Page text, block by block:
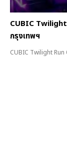
CUBIC
กรุงเทพฯ